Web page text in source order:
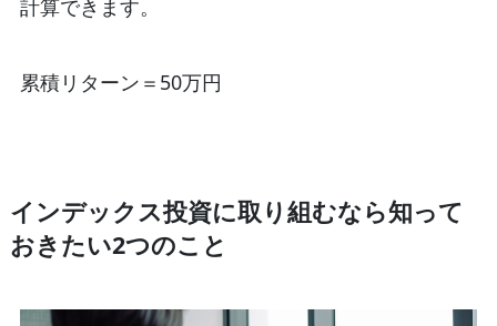
計算できます。
累積リターン＝50万円
インデックス投資に取り組むなら知って
おきたい2つのこと